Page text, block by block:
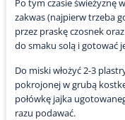
Po tym czasie świeżyznę
zakwas (najpierw trzeba
przez praskę czosnek
do smaku solą i gotować
Do miski włożyć 2-3
pokrojonej w grubą
połówkę jajka
razu podawać.